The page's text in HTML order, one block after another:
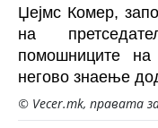
Џејмс Комер,
на
помошниците
негово знаење
© Vecer.mk, правата